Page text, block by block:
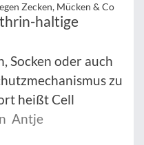
Zecken, Mücken & Co
haltige
Socken oder auch
zu
heißt Cell
Antje